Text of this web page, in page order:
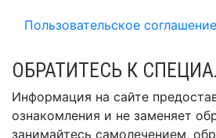
Пользовательское соглашение
ОБРАТИТЕСЬ К
Информация на сайте
ознакомления и не заменяет
занимайтесь самолечением,